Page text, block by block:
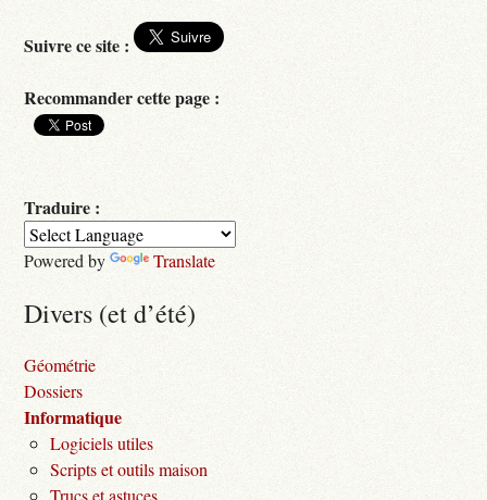
Suivre ce site :
Recommander cette page :
Traduire :
Powered by Translate
Divers (et d’été)
Géométrie
Dossiers
Informatique
Logiciels utiles
Scripts et outils maison
Trucs et astuces